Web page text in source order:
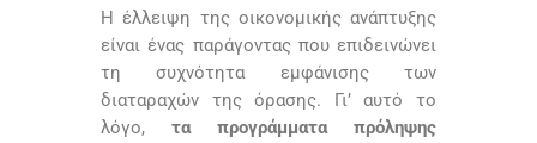
Η έλλειψη της οικονομικής ανάπτυξης
είναι ένας παράγοντας που επιδεινώνει
τη συχνότητα εμφάνισης των
διαταραχών της όρασης. Γι’ αυτό το
λόγο, τα προγράμματα πρόληψης